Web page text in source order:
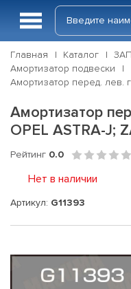
Главная Каталог
Амортизатор подвески
Амортизатор перед. лев.
Амортизатор
OPEL ASTRA-J;
Рейтинг 0.0
Нет в наличии
Артикул: G11393